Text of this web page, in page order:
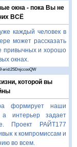
окна - пока Вы не
ВСЁ
каждый человек в
может рассказать
привычных и хорошо
окнах.
erid:2SDnjccooQW
которой вы
формирует наши
а интерьер задает
Проект РАЙТ177
к компромиссам и
во всем.